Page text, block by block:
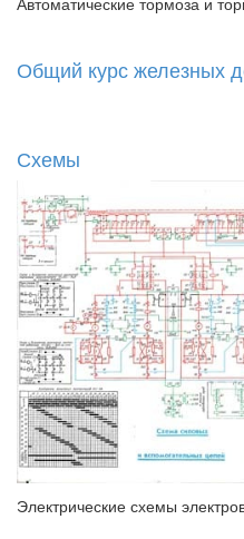
Общий курс железных
Схемы
Электрические схемы